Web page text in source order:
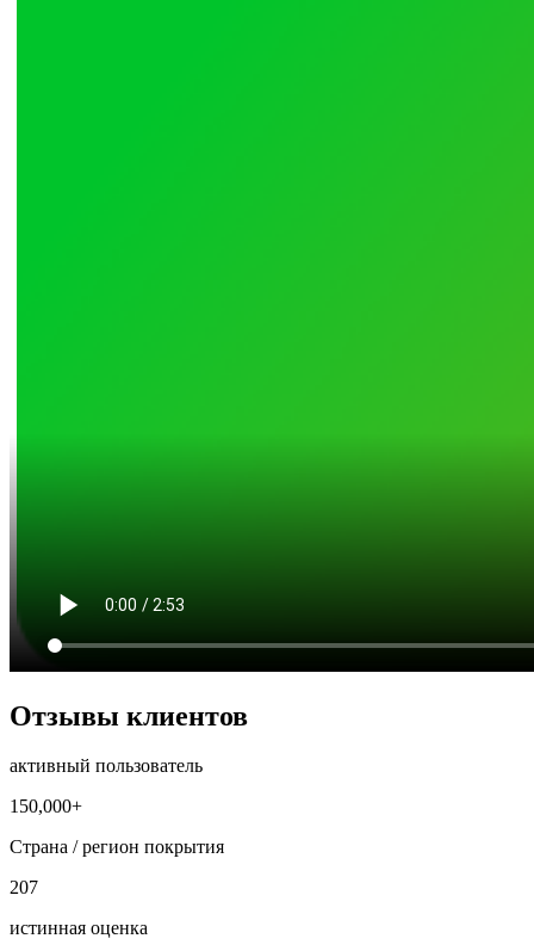
Отзывы клиентов
активный пользователь
150,000+
Страна / регион покрытия
207
истинная оценка